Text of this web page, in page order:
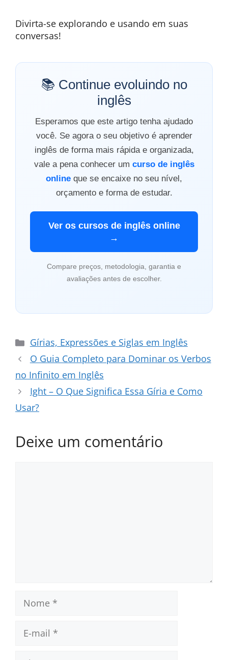
Divirta-se explorando e usando em suas
conversas!
📚 Continue evoluindo no
inglês
Esperamos que este artigo tenha ajudado
você. Se agora o seu objetivo é aprender
inglês de forma mais rápida e organizada,
vale a pena conhecer um curso de inglês
online que se encaixe no seu nível,
orçamento e forma de estudar.
Ver os cursos de inglês online
→
Compare preços, metodologia, garantia e
avaliações antes de escolher.
Categorias
Gírias, Expressões e Siglas em Inglês
O Guia Completo para Dominar os Verbos
no Infinito em Inglês
Ight – O Que Significa Essa Gíria e Como
Usar?
Deixe um comentário
mail
Site